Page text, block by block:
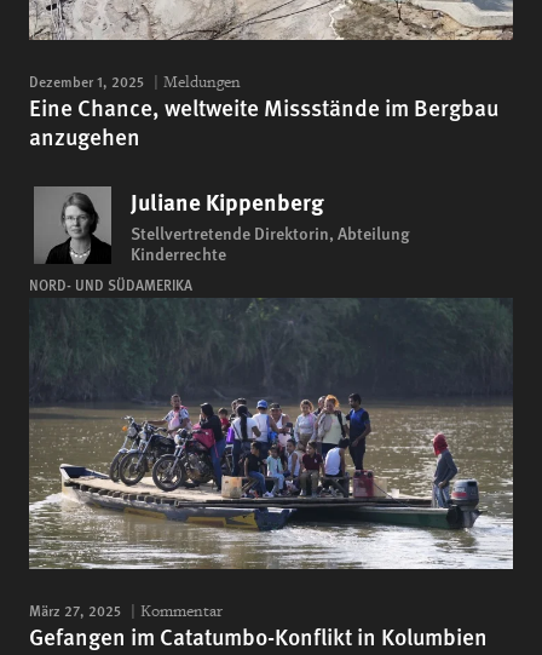
Dezember 1, 2025 Meldungen
Eine Chance, weltweite Missstände im Bergbau
anzugehen
Juliane Kippenberg
Stellvertretende Direktorin, Abteilung
Kinderrechte
NORD- UND SÜDAMERIKA
März 27, 2025 Kommentar
Gefangen im Catatumbo-Konflikt in Kolumbien